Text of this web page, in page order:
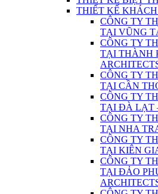
THIẾT KẾ
CÔNG TY
TẠI VŨNG
CÔNG TY
TẠI THÀNH
CÔNG TY
TẠI CẦN
CÔNG TY
TẠI ĐÀ LẠT
CÔNG TY
TẠI NHA
CÔNG TY
TẠI KIÊN
CÔNG TY
TẠI ĐẢO